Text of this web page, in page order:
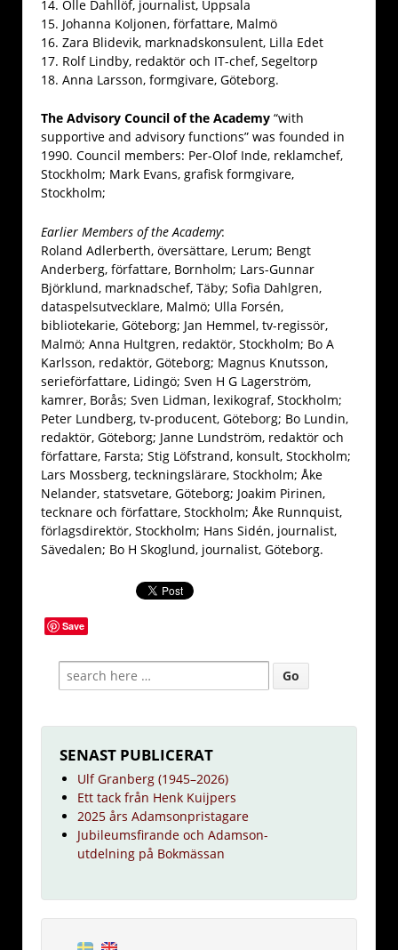
14. Olle Dahllöf, journalist, Uppsala
15. Johanna Koljonen, författare, Malmö
16. Zara Blidevik, marknadskonsulent, Lilla Edet
17. Rolf Lindby, redaktör och IT-chef, Segeltorp
18. Anna Larsson, formgivare, Göteborg.
The Advisory Council of the Academy “with
supportive and advisory functions” was founded in
1990. Council members: Per-Olof Inde, reklamchef,
Stockholm; Mark Evans, grafisk formgivare,
Stockholm;
Earlier Members of the Academy:
Roland Adlerberth, översättare, Lerum; Bengt
Anderberg, författare, Bornholm; Lars-Gunnar
Björklund, marknadschef, Täby; Sofia Dahlgren,
dataspelsutvecklare, Malmö; Ulla Forsén,
bibliotekarie, Göteborg; Jan Hemmel, tv-regissör,
Malmö; Anna Hultgren, redaktör, Stockholm; Bo A
Karlsson, redaktör, Göteborg; Magnus Knutsson,
serieförfattare, Lidingö; Sven H G Lagerström,
kamrer, Borås; Sven Lidman, lexikograf, Stockholm;
Peter Lundberg, tv-producent, Göteborg; Bo Lundin,
redaktör, Göteborg; Janne Lundström, redaktör och
författare, Farsta; Stig Löfstrand, konsult, Stockholm;
Lars Mossberg, teckningslärare, Stockholm; Åke
Nelander, statsvetare, Göteborg; Joakim Pirinen,
tecknare och författare, Stockholm; Åke Runnquist,
förlagsdirektör, Stockholm; Hans Sidén, journalist,
Sävedalen; Bo H Skoglund, journalist, Göteborg.
Save
SENAST PUBLICERAT
Ulf Granberg (1945–2026)
Ett tack från Henk Kuijpers
2025 års Adamsonpristagare
Jubileumsfirande och Adamson-
utdelning på Bokmässan